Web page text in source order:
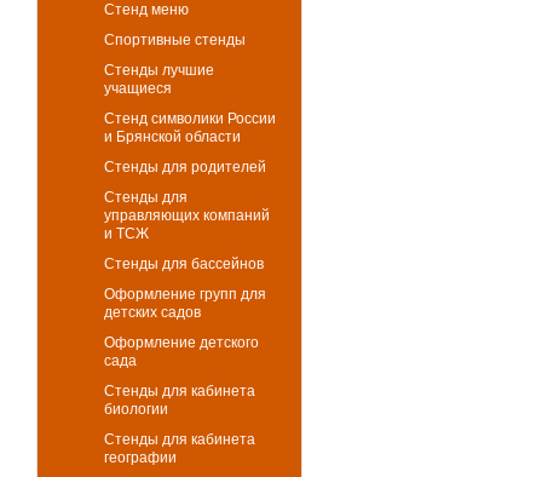
Стенд меню
Спортивные стенды
Стенды лучшие
учащиеся
Стенд символики России
и Брянской области
Стенды для родителей
Стенды для
управляющих компаний
и ТСЖ
Стенды для бассейнов
Оформление групп для
детских садов
Оформление детского
сада
Стенды для кабинета
биологии
Стенды для кабинета
географии